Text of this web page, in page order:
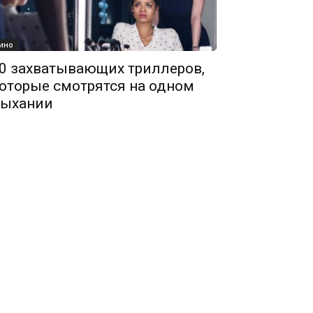
захватывающих триллеров,
смотрятся на одном